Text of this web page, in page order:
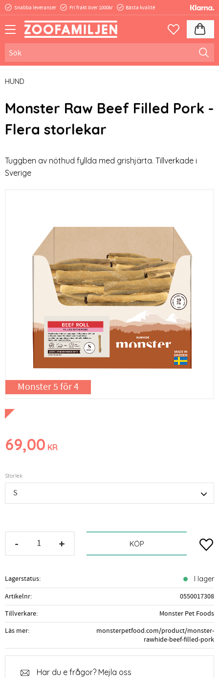
Snabba leveranser Fri frakt över 1000kr Bästa kvalité
Favoriter
HUND
Monster Raw Beef Filled Pork -
Flera storlekar
Tuggben av nöthud fyllda med grishjärta. Tillverkade i
Sverige
Monster 5 för 4
69,00 KR
Storlek
+
- KÖP
Lagerstatus I lager
Artikelnr
0550017308
Tillverkare
Monster Pet Foods
Läs mer
monsterpetfood.com/product/monster-
rawhide-beef-filled-pork
Har du e frågor? Mejla oss